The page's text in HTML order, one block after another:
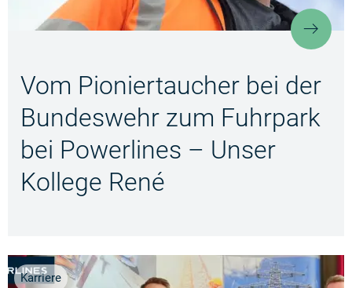
Vom Pioniertaucher bei der
Bundeswehr zum Fuhrpark
bei Powerlines – Unser
Kollege René
Karriere